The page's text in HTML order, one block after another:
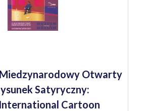
Otwarty
Satyryczny:
Cartoon